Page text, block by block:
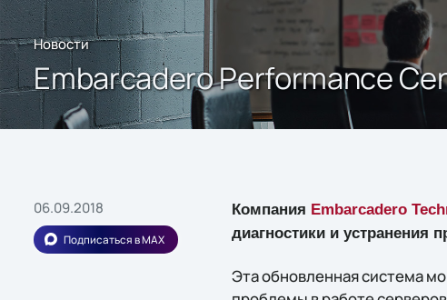
Новости
Embarcadero Performance
06.09.2018
Подписаться в MAX
Компания Embarcadero
диагностики и устранения
Эта обновленная система